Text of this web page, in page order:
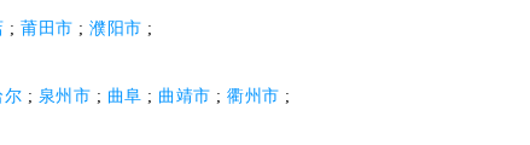
; 莆田市 ; 濮阳市 ;
尔 ; 泉州市 ; 曲阜 ; 曲靖市 ; 衢州市 ;